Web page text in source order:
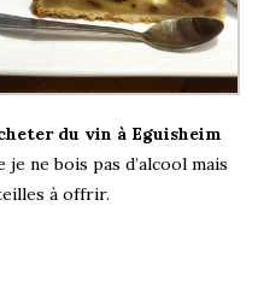
du vin à Eguisheim
ne bois pas d’alcool mais
à offrir.